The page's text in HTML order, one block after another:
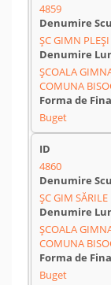
4859
ȘC GIMN PLEŞI
ŞCOALA
COMUNA
Buget
4860
ȘC GIM SĂRILE
ŞCOALA
COMUNA
Buget